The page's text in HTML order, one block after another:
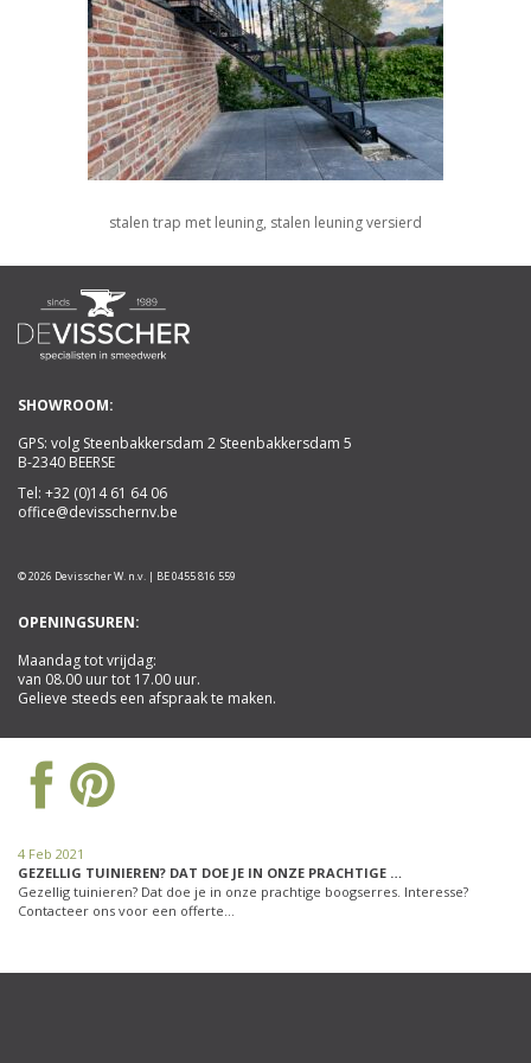
stalen trap met leuning, stalen leuning versierd
SHOWROOM:
GPS: volg Steenbakkersdam 2 Steenbakkersdam 5
B-2340 BEERSE
Tel: +32 (0)14 61 64 06
office@devisschernv.be
© 2026 Devisscher W. n.v. | BE 0455 816 559
OPENINGSUREN:
Maandag tot vrijdag:
van 08.00 uur tot 17.00 uur.
Gelieve steeds een afspraak te maken.
4 Feb 2021
GEZELLIG TUINIEREN? DAT DOE JE IN ONZE PRACHTIGE …
Gezellig tuinieren? Dat doe je in onze prachtige boogserres. Interesse?
Contacteer ons voor een offerte…